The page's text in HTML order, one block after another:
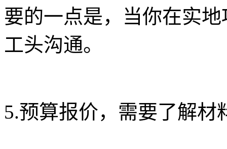
要的一点是，当你在实
工头沟通。
5.预算报价，需要了解材